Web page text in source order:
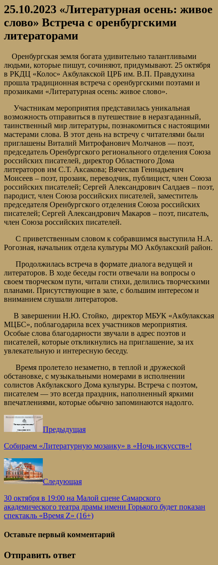
25.10.2023 «Литературная осень: живое
слово» Встреча с оренбургскими
литераторами
Оренбургская земля богата удивительно талантливыми
людьми, которые пишут, сочиняют, придумывают. 25 октября
в РКДЦ «Колос» Акбулакской ЦРБ им. В.П. Правдухина
прошла традиционная встреча с оренбургскими поэтами и
прозаиками «Литературная осень: живое слово».
Участникам мероприятия представилась уникальная
возможность отправиться в путешествие в неразгаданный,
таинственный мир литературы, познакомиться с настоящими
мастерами слова. В этот день на встречу с читателями были
приглашены Виталий Митрофанович Молчанов — поэт,
председатель Оренбургского регионального отделения Союза
российских писателей, директор Областного Дома
литераторов им С.Т. Аксакова; Вячеслав Геннадьевич
Моисеев – поэт, прозаик, переводчик, публицист, член Союза
российских писателей; Сергей Александрович Салдаев – поэт,
пародист, член Союза российских писателей, заместитель
председателя Оренбургского отделения Союза российских
писателей; Сергей Александрович Макаров – поэт, писатель,
член Союза российских писателей.
С приветственным словом к собравшимся выступила Н.А.
Рогозная, начальник отдела культуры МО Акбулакский район.
Продолжилась встреча в формате диалога ведущей и
литераторов. В ходе беседы гости отвечали на вопросы о
своем творческом пути, читали стихи, делились творческими
планами. Присутствующие в зале, с большим интересом и
вниманием слушали литераторов.
В завершении Н.Ю. Стойко, директор МБУК «Акбулакская
МЦБС», поблагодарила всех участников мероприятия.
Особые слова благодарности звучали в адрес поэтов и
писателей, которые откликнулись на приглашение, за их
увлекательную и интересную беседу.
Время пролетело незаметно, в теплой и дружеской
обстановке, с музыкальными номерами в исполнении
солистов Акбулакского Дома культуры. Встреча с поэтом,
писателем — это всегда праздник, наполненный яркими
впечатлениями, которые обычно запоминаются надолго.
Предыдущая
Собираем «Литературную мозаику» в «Ночь искусств»!
Следующая
30 октября в 19:00 на Малой сцене Самарского
академического театра драмы имени Горького будет показан
спектакль «Время Z» (16+)
Оставьте первый комментарий
Отправить ответ